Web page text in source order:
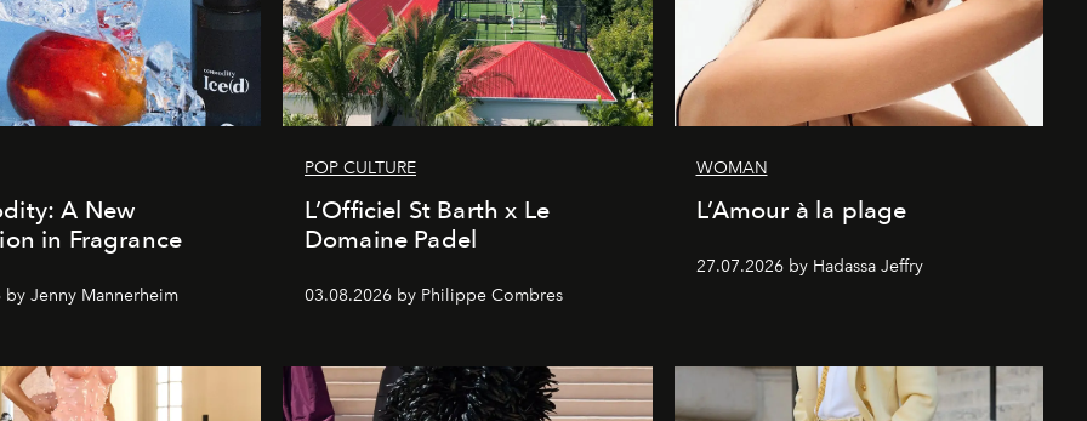
A New
in Fragrance
by Jenny Mannerheim
POP CULTURE
L’Officiel St Barth x Le
Domaine Padel
03.08.2026 by Philippe Combres
WOMAN
L’Amour à la plage
27.07.2026 by Hadassa Jeffry